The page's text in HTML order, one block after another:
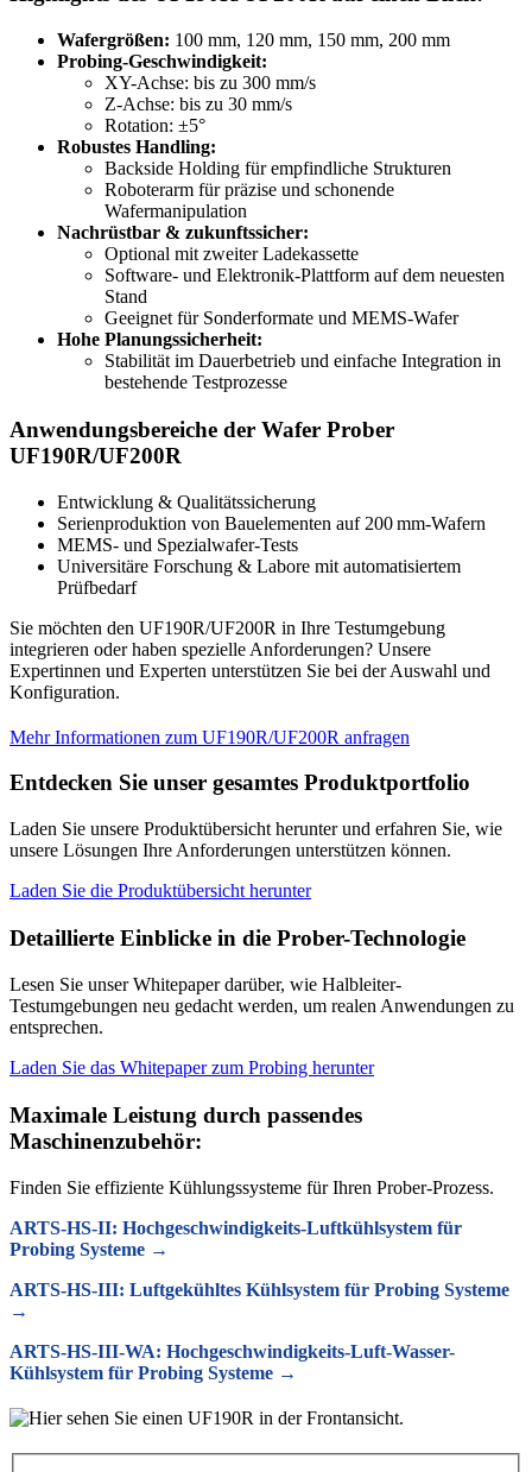
Wafergrößen: 100 mm, 120 mm, 150 mm, 200 mm
Probing-Geschwindigkeit:
XY-Achse: bis zu 300 mm/s
Z-Achse: bis zu 30 mm/s
Rotation: ±5°
Robustes Handling:
Backside Holding für empfindliche Strukturen
Roboterarm für präzise und schonende
Wafermanipulation
Nachrüstbar & zukunftssicher:
Optional mit zweiter Ladekassette
Software- und Elektronik-Plattform auf dem neuesten
Stand
Geeignet für Sonderformate und MEMS-Wafer
Hohe Planungssicherheit:
Stabilität im Dauerbetrieb und einfache Integration in
bestehende Testprozesse
Anwendungsbereiche der Wafer Prober
UF190R/UF200R
Entwicklung & Qualitätssicherung
Serienproduktion von Bauelementen auf 200 mm-Wafern
MEMS- und Spezialwafer-Tests
Universitäre Forschung & Labore mit automatisiertem
Prüfbedarf
Sie möchten den UF190R/UF200R in Ihre Testumgebung
integrieren oder haben spezielle Anforderungen? Unsere
Expertinnen und Experten unterstützen Sie bei der Auswahl und
Konfiguration.
Mehr Informationen zum UF190R/UF200R anfragen
Entdecken Sie unser gesamtes Produktportfolio
Laden Sie unsere Produktübersicht herunter und erfahren Sie, wie
unsere Lösungen Ihre Anforderungen unterstützen können.
Laden Sie die Produktübersicht herunter
Detaillierte Einblicke in die Prober-Technologie
Lesen Sie unser Whitepaper darüber, wie Halbleiter-
Testumgebungen neu gedacht werden, um realen Anwendungen zu
entsprechen.
Laden Sie das Whitepaper zum Probing herunter
Maximale Leistung durch passendes
Maschinenzubehör:
Finden Sie effiziente Kühlungssysteme für Ihren Prober-Prozess.
ARTS-HS-II: Hochgeschwindigkeits-Luftkühlsystem für
Probing Systeme →
ARTS-HS-III: Luftgekühltes Kühlsystem für Probing Systeme
→
ARTS-HS-III-WA: Hochgeschwindigkeits-Luft-Wasser-
Kühlsystem für Probing Systeme →